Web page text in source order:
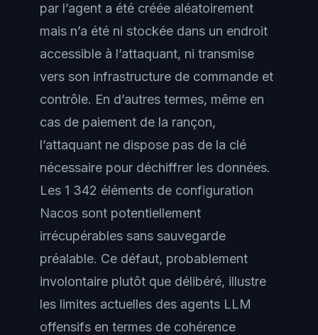
par l’agent a été créée aléatoirement
mais n’a été ni stockée dans un endroit
accessible à l’attaquant, ni transmise
vers son infrastructure de commande et
contrôle. En d’autres termes, même en
cas de paiement de la rançon,
l’attaquant ne dispose pas de la clé
nécessaire pour déchiffrer les données.
Les 1 342 éléments de configuration
Nacos sont potentiellement
irrécupérables sans sauvegarde
préalable. Ce défaut, probablement
involontaire plutôt que délibéré, illustre
les limites actuelles des agents LLM
offensifs en termes de cohérence